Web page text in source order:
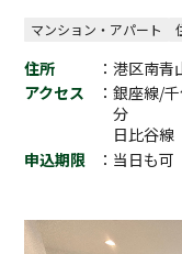
マンション・アパート
住所
：港区南
アクセス
：銀座線/
分
日比谷線
申込期限
：当日も可